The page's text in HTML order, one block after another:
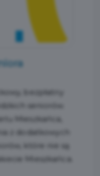
bezpłatny
seniorów.
Mieszkańca,
z dodatkowych
które nie są
Mieszkańca.